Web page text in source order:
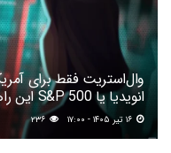
وال‌استریت فقط برای
انویدیا یا S&P 500 این راهنما را بخوانید
۲۳۶